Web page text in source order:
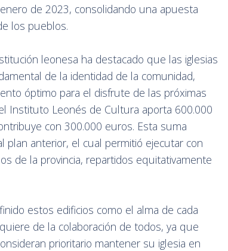
de 2023, consolidando una apuesta
los pueblos.
leonesa ha destacado que las iglesias
de la identidad de la comunidad,
óptimo para el disfrute de las próximas
Instituto Leonés de Cultura aporta 600.000
con 300.000 euros. Esta suma
anterior, el cual permitió ejecutar con
de la provincia, repartidos equitativamente
estos edificios como el alma de cada
de la colaboración de todos, ya que
prioritario mantener su iglesia en